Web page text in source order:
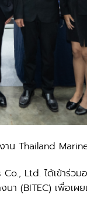
งาน Thailand
Ltd. ได้เข้าร่ว
า (BITEC) เพื่อเ